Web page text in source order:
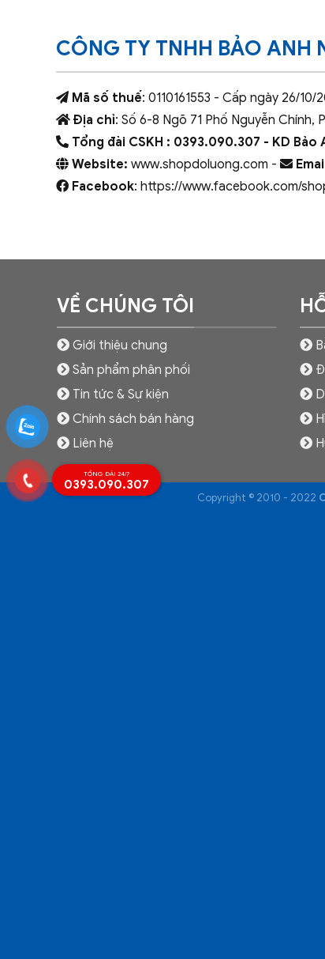
CÔNG TY TNHH BẢO ANH
Mã số thuế: 0110161553 - Cấp ngày 26/10/
Địa chỉ: Số 6-8 Ngõ 71 Phố Nguyễn Chính,
Tổng đài CSKH : 0393.090.307 - KD Bảo
Website: www.shopdoluong.com -
Facebook: https://www.facebook.com/
VỀ CHÚNG TÔI
Giới thiệu chung
Sản phẩm phân phối
Tin tức & Sự kiện
Chính sách bán hàng
Liên hệ
Copyright © 2010 - 2022
TỔNG ĐÀI 24/7
0393.090.307